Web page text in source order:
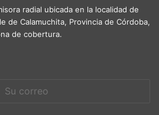
radial ubicada en la localidad de
de Calamuchita, Provincia de Córdoba,
de cobertura.